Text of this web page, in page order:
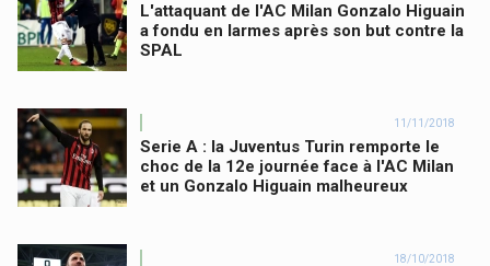
L'attaquant de l'AC Milan Gonzalo Higuain
a fondu en larmes après son but contre la
SPAL
11/11/2018
Serie A : la Juventus Turin remporte le
choc de la 12e journée face à l'AC Milan
et un Gonzalo Higuain malheureux
18/10/2018